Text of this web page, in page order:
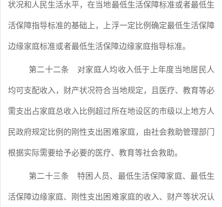
状况和人民生活水平，在当地最低生活保障标准或者最低生
活保障指导标准的基础上，上浮一定比例确定最低生活保障
边缘家庭标准或者最低生活保障边缘家庭指导标准。
第二十二条 对家庭人均收入低于上年度当地居民人
均可支配收入，财产状况符合当地规定，且医疗、教育等必
需支出占家庭总收入比例超过所在地设区的市级以上地方人
民政府规定比例的刚性支出困难家庭，由社会救助管理部门
根据实际需要给予必要的医疗、教育等社会救助。
第二十三条 特困人员、最低生活保障家庭、最低生
活保障边缘家庭、刚性支出困难家庭的收入、财产等状况认